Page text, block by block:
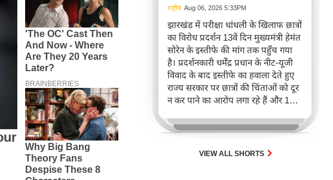
राष्ट्रीय Aug 06, 2026 5:33PM
झारखंड में परीक्षा धांधली के खिलाफ छात्रों
का विरोध प्रदर्शन 13वें दिन मुख्यमंत्री हेमंत
सोरेन के इस्तीफे की मांग तक पहुँच गया
है। प्रदर्शनकारी धर्मेंद्र प्रधान के नीट-यूजी
विवाद के बाद इस्तीफे का हवाला देते हुए
राज्य सरकार पर छात्रों की चिंताओं को दूर
न कर पाने का आरोप लगा रहे हैं और 14वीं
जांच की मांग कर रहे हैं।
VIEW ALL SHORTS